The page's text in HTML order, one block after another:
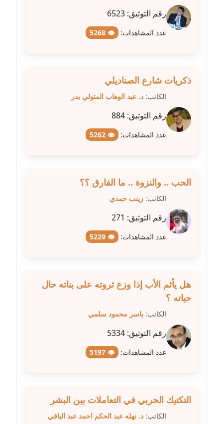
مدونة عزة بركة
مدونة عفاف حسين
عاملة
مدونة علا ابو السعادات
عاملة
مدونة علاء سرحان
مدونة علي الصادق
عاملة
عاملة
مدونة عمرو عاطف
عاملة
مدونة غادة سيد
رقم التوثيق: 6523
عدد المشاهدات: 👁 5268
ذكريات شارع الصناديلي
الكاتب: د. عبد الوهاب المتولي بدر
رقم التوثيق: 884
عدد المشاهدات: 👁 5262
الحب .. والنزوة .. ما الفارق ؟؟
الكاتب: زينب حمدي
رقم التوثيق: 271
عدد المشاهدات: 👁 5229
هل يأثم الأب إذا وزع ثروته على بناته حال
حياته ؟
الكاتب: ياسر محمود سلمي
رقم التوثيق: 5334
عدد المشاهدات: 👁 5197
التكتيك الحربي في التعاملات بين البشر
الكاتب: د. نهله عبد الحكم احمد عبد الباقي